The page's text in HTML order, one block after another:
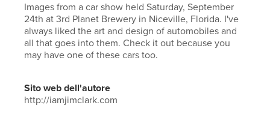
Images from a car show held Saturday, September
24th at 3rd Planet Brewery in Niceville, Florida. I've
always liked the art and design of automobiles and
all that goes into them. Check it out because you
may have one of these cars too.
Sito web dell'autore
http://iamjimclark.com